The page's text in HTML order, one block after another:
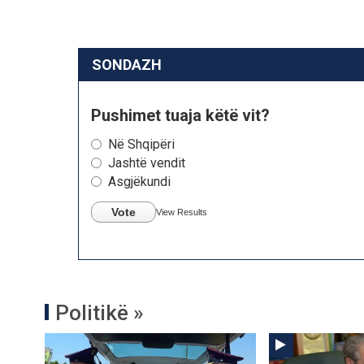
SONDAZH
Pushimet tuaja këtë vit?
Në Shqipëri
Jashtë vendit
Asgjëkundi
Vote View Results
Politikë »